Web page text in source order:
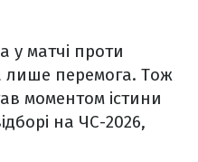
у матчі проти
лише перемога. Тож
моментом істини
на ЧС-2026,